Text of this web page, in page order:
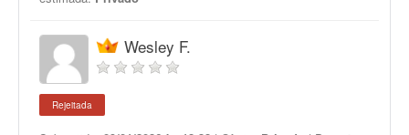
Wesley F.
Rejeitada